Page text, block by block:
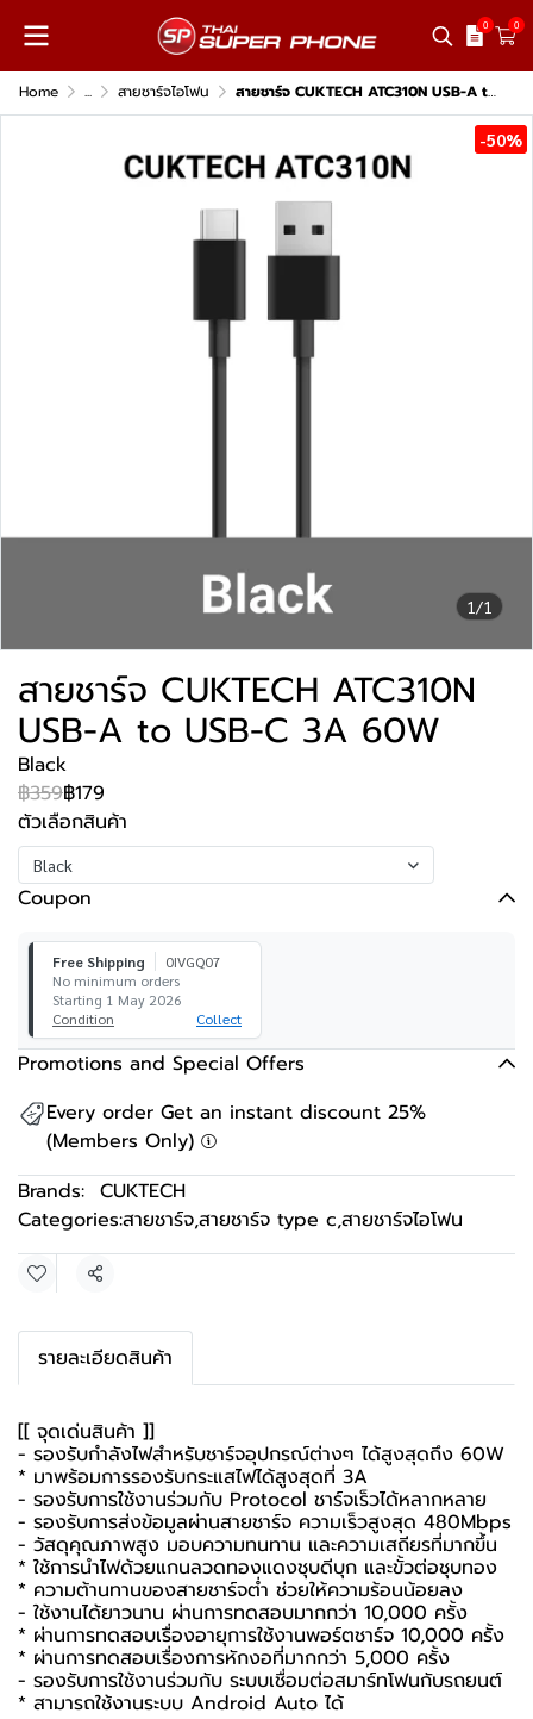
0 0
Home ... สายชาร์จไอโฟน สายชาร์จ CUKTECH ATC310N USB-A to USB-C 3A 60W
1/1
-50%
สายชาร์จ CUKTECH ATC310N
USB-A to USB-C 3A 60W
Black
฿359฿179
ตัวเลือกสินค้า
Black
Coupon
Free Shipping
0IVGQ07
No minimum orders
Starting 1 May 2026
Condition
Collect
Promotions and Special Offers
Every order Get an instant discount 25%
(Members Only)
Brands: CUKTECH
Categories:สายชาร์จ,สายชาร์จ type c,สายชาร์จไอโฟน
Share
รายละเอียดสินค้า
[[ จุดเด่นสินค้า ]]
- รองรับกำลังไฟสำหรับชาร์จอุปกรณ์ต่างๆ ได้สูงสุดถึง 60W
* มาพร้อมการรองรับกระแสไฟได้สูงสุดที่ 3A
- รองรับการใช้งานร่วมกับ Protocol ชาร์จเร็วได้หลากหลาย
- รองรับการส่งข้อมูลผ่านสายชาร์จ ความเร็วสูงสุด 480Mbps
- วัสดุคุณภาพสูง มอบความทนทาน และความเสถียรที่มากขึ้น
* ใช้การนำไฟด้วยแกนลวดทองแดงชุบดีบุก และขั้วต่อชุบทอง
* ความต้านทานของสายชาร์จต่ำ ช่วยให้ความร้อนน้อยลง
- ใช้งานได้ยาวนาน ผ่านการทดสอบมากกว่า 10,000 ครั้ง
* ผ่านการทดสอบเรื่องอายุการใช้งานพอร์ตชาร์จ 10,000 ครั้ง
* ผ่านการทดสอบเรื่องการหักงอที่มากกว่า 5,000 ครั้ง
- รองรับการใช้งานร่วมกับ ระบบเชื่อมต่อสมาร์ทโฟนกับรถยนต์
* สามารถใช้งานระบบ Android Auto ได้